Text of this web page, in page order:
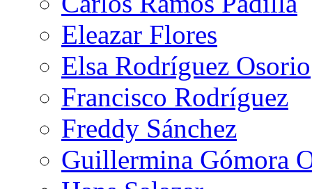
Eleazar Flores
Elsa Rodríguez Osorio
Francisco Rodríguez
Freddy Sánchez
Guillermina Gómora